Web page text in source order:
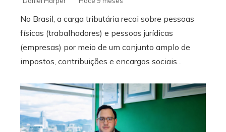
No Brasil, a carga tributária recai sobre pessoas
físicas (trabalhadores) e pessoas jurídicas
(empresas) por meio de um conjunto amplo de
impostos, contribuições e encargos sociais...